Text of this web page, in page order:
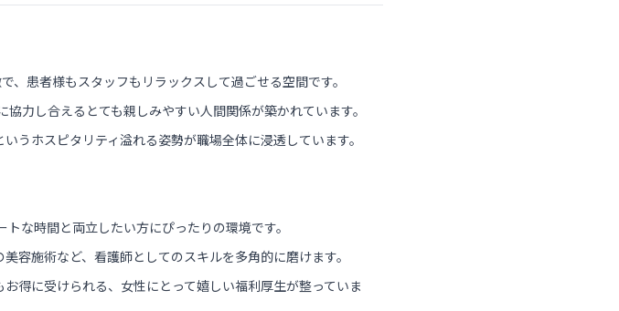
、患者様もスタッフもリラックスして過ごせる空間です。
力し合えるとても親しみやすい人間関係が築かれています。
うホスピタリティ溢れる姿勢が職場全体に浸透しています。
な時間と両立したい方にぴったりの環境です。
容施術など、看護師としてのスキルを多角的に磨けます。
得に受けられる、女性にとって嬉しい福利厚生が整っていま